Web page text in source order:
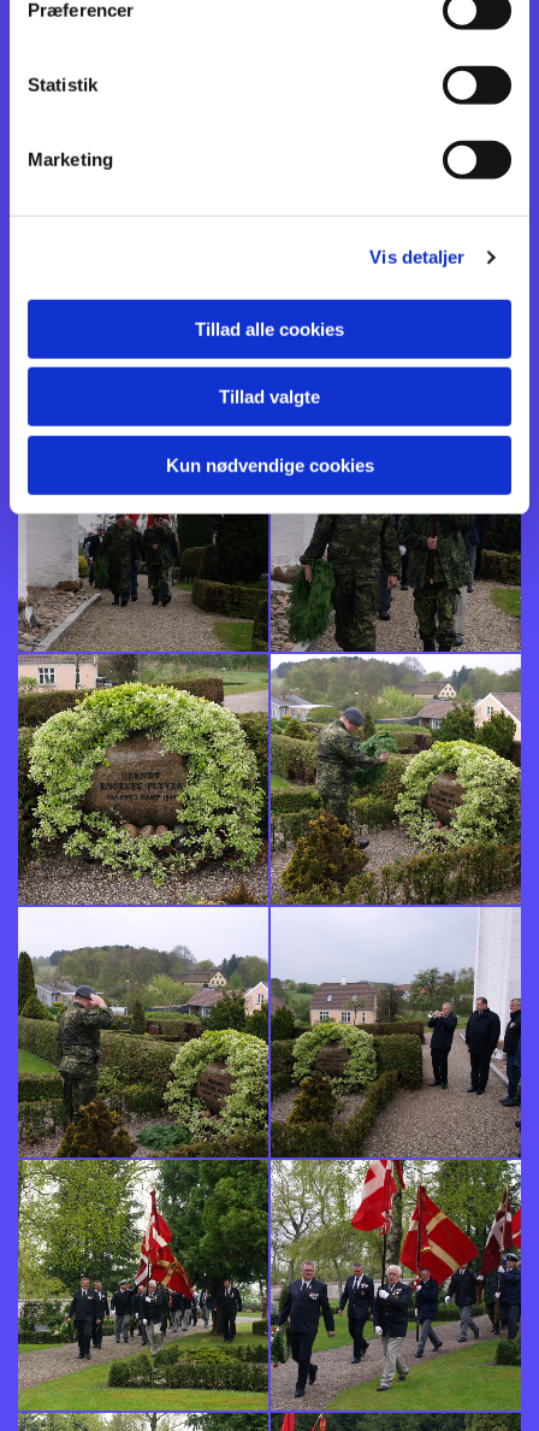
Præferencer
Statistik
Marketing
Vis detaljer
Tillad alle cookies
Tillad valgte
Kun nødvendige cookies